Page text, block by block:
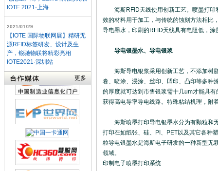
IOTE 2021·上海
2021/01/29
【IOTE 国际物联网展】精研无
源RFID标签研发、设计及生
产，锐驰物联将精彩亮相
IOTE2021·深圳站
更多
海斯RFID天线使用创新工艺。喷墨打印和
效的材料用于加工，与传统的蚀刻方法相比
导电墨水，印刷的RFID天线具有电阻低，
导电银墨水、导电银浆
海斯导电银浆采用创新工艺，不添加树脂
卷、喷涂、浸涂、丝印、凹印、凸印等多种
的厚度就可达到市售银浆需十几um才能具
获得高电导率导电线路。特殊粘结机理，附
海斯喷墨打印导电银墨水分为有颗粒和无
打印在如纸张、硅、PI、PET以及其它各种
粒导电银墨水是海斯电子研发的一种新型无
领域。
印制电子喷墨打印系统